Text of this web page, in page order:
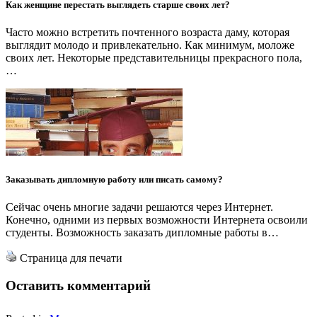
Как женщине перестать выглядеть старше своих лет?
Часто можно встретить почтенного возраста даму, которая
выглядит молодо и привлекательно. Как минимум, моложе
своих лет. Некоторые представительницы прекрасного пола,
…
Заказывать дипломную работу или писать самому?
Сейчас очень многие задачи решаются через Интернет.
Конечно, одними из первых возможности Интернета освоили
студенты. Возможность заказать дипломные работы в…
Страница для печати
Оставить комментарий